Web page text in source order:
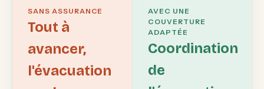
SANS ASSURANCE
Tout à
avancer,
l'évacuation
AVEC UNE
COUVERTURE
ADAPTÉE
Coordination
de